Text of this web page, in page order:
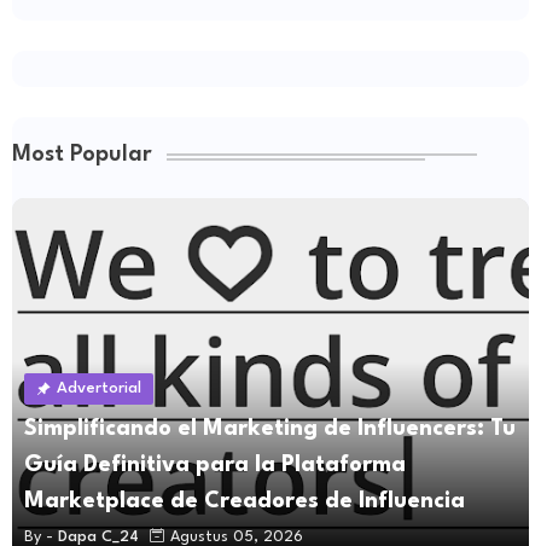
Most Popular
Advertorial
Simplificando el Marketing de Influencers: Tu
Guía Definitiva para la Plataforma
Marketplace de Creadores de Influencia
By - Dapa C_24 Agustus 05, 2026